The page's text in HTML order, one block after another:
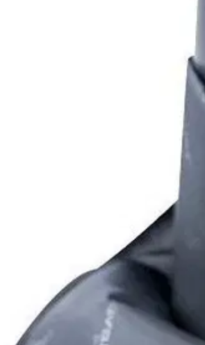
Cavalet
Tuotearvioiden keskiarvo5/5
arviota
84,96 €